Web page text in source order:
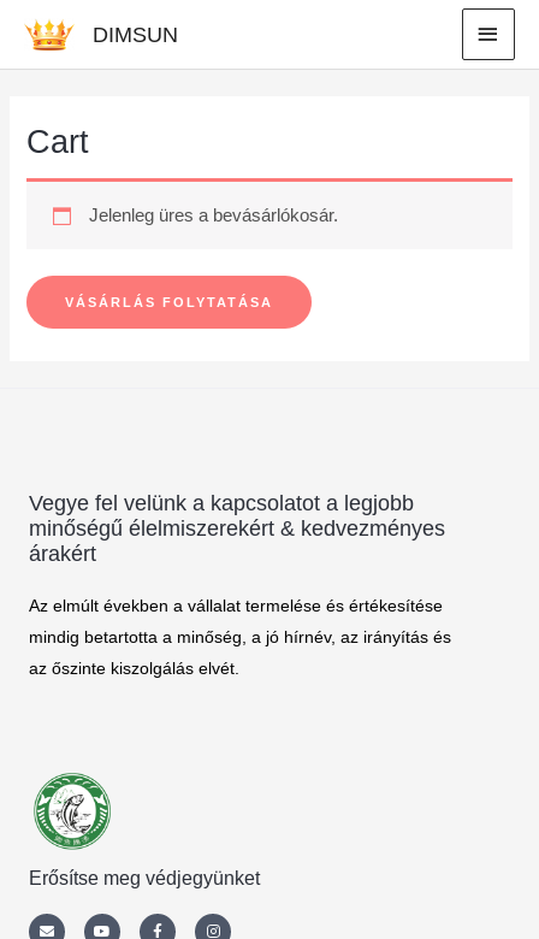
DIMSUN
Cart
Jelenleg üres a bevásárlókosár.
VÁSÁRLÁS FOLYTATÁSA
Vegye fel velünk a kapcsolatot a legjobb
minőségű élelmiszerekért & kedvezményes
árakért
Az elmúlt években a vállalat termelése és értékesítése
mindig betartotta a minőség, a jó hírnév, az irányítás és
az őszinte kiszolgálás elvét.
Erősítse meg védjegyünket
f